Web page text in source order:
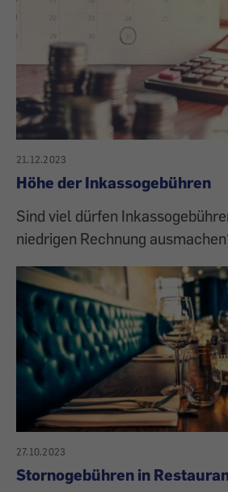
21.12.2023
Höhe der Inkassogebühren
Sind viel dürfen
niedrigen Rechnung
27.10.2023
Stornogebühren in